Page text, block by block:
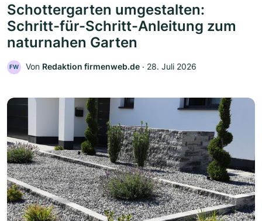
Schottergarten umgestalten:
Schritt-für-Schritt-Anleitung zum
naturnahen Garten
FW Von Redaktion firmenweb.de ‧ 28. Juli 2026